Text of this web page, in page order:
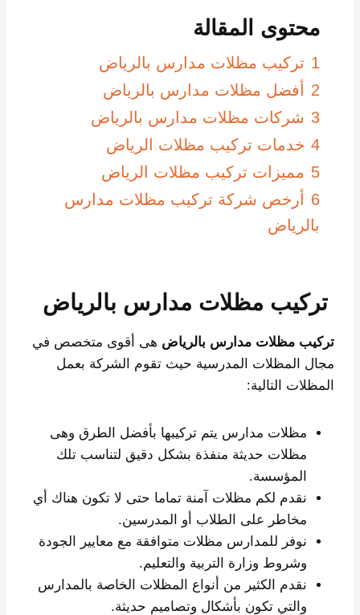
محتوى المقالة
1 تركيب مظلات مدارس بالرياض
2
أفضل مظلات مدارس بالرياض
3 شركات مظلات مدارس بالرياض
4 خدمات تركيب مظلات الرياض
5 مميزات تركيب مظلات الرياض
6
أرخص شركة تركيب مظلات مدارس
بالرياض
تركيب مظلات مدارس بالرياض
تركيب مظلات مدارس بالرياض هى أقوى متخصص في
مجال المظلات المدرسية حيث تقوم الشركة بعمل
المظلات التالية:
مظلات مدارس يتم تركيبها بأفضل الطرق وهى
مظلات حديثة منفذة بشكل دقيق لتناسب تلك
المؤسسة.
نقدم لكم مظلات آمنة تماما حتى لا تكون هناك أي
مخاطر على الطلاب أو المدرسين.
نوفر للمدارس مظلات متوافقة مع معايير الجودة
وشروط وزارة التربية والتعليم.
نقدم الكثير من أنواع المظلات الخاصة بالمدارس
والتي تكون بأشكال وتصاميم حديثة.